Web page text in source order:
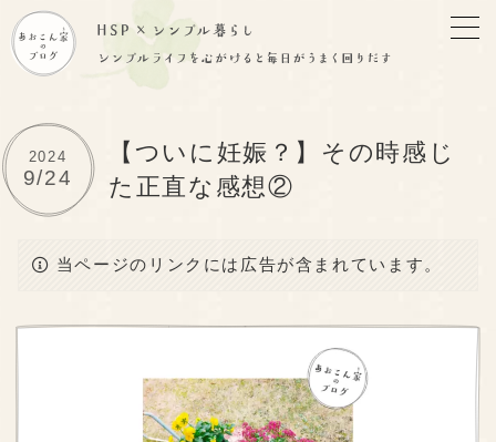
【ついに妊娠？】その時感じ
た正直な感想②
2024
9/24
当ページのリンクには広告が含まれています。